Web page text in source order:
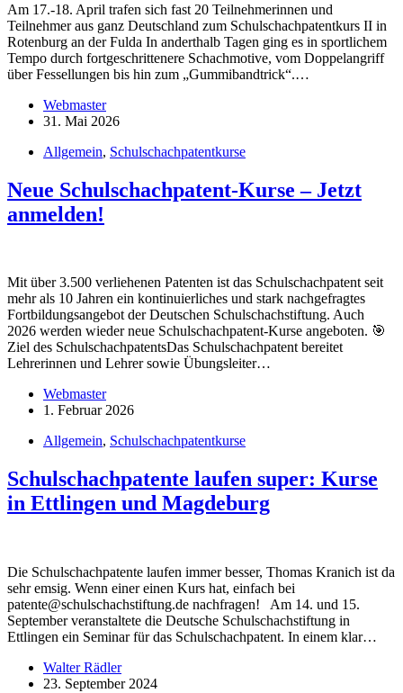
Am 17.-18. April trafen sich fast 20 Teilnehmerinnen und
Teilnehmer aus ganz Deutschland zum Schulschachpatentkurs II in
Rotenburg an der Fulda In anderthalb Tagen ging es in sportlichem
Tempo durch fortgeschrittenere Schachmotive, vom Doppelangriff
über Fessellungen bis hin zum „Gummibandtrick“.…
Webmaster
31. Mai 2026
Allgemein, Schulschachpatentkurse
Neue Schulschachpatent-Kurse – Jetzt
anmelden!
Mit über 3.500 verliehenen Patenten ist das Schulschachpatent seit
mehr als 10 Jahren ein kontinuierliches und stark nachgefragtes
Fortbildungsangebot der Deutschen Schulschachstiftung. Auch
2026 werden wieder neue Schulschachpatent-Kurse angeboten. 🎯
Ziel des SchulschachpatentsDas Schulschachpatent bereitet
Lehrerinnen und Lehrer sowie Übungsleiter…
Webmaster
1. Februar 2026
Allgemein, Schulschachpatentkurse
Schulschachpatente laufen super: Kurse
in Ettlingen und Magdeburg
Die Schulschachpatente laufen immer besser, Thomas Kranich ist da
sehr emsig. Wenn einer einen Kurs hat, einfach bei
patente@schulschachstiftung.de nachfragen! Am 14. und 15.
September veranstaltete die Deutsche Schulschachstiftung in
Ettlingen ein Seminar für das Schulschachpatent. In einem klar…
Walter Rädler
23. September 2024